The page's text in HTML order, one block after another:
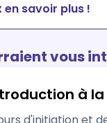
en savoir plus !
vous
à